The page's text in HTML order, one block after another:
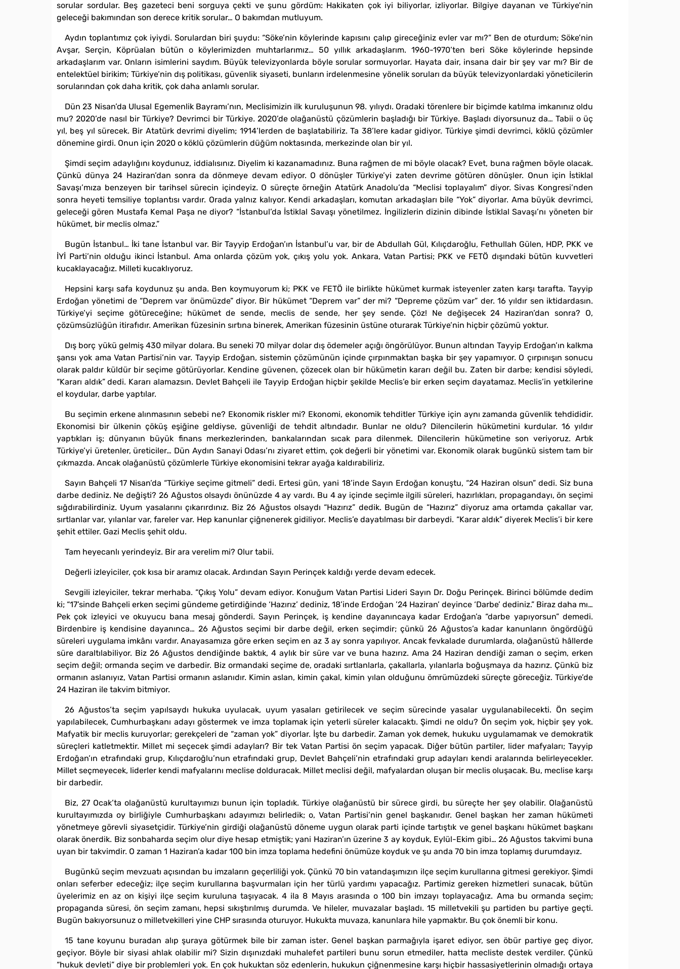
sorular sordular. Beş gazeteci beni sorguya çekti ve şunu gördüm: Hakikaten çok iyi biliyorlar, izliyorlar. Bilgiye dayanan ve Türkiye’nin
geleceği bakımından son derece kritik sorular… O bakımdan mutluyum.
Aydın toplantımız çok iyiydi. Sorulardan biri şuydu: “Söke’nin köylerinde kapısını çalıp gireceğiniz evler var mı?” Ben de oturdum; Söke’nin
Avşar, Serçin, Köprüalan bütün o köylerimizden muhtarlarımız… 50 yıllık arkadaşlarım. 1960-1970’ten beri Söke köylerinde hepsinde
arkadaşlarım var. Onların isimlerini saydım. Büyük televizyonlarda böyle sorular sormuyorlar. Hayata dair, insana dair bir şey var mı? Bir de
entelektüel birikim; Türkiye’nin dış politikası, güvenlik siyaseti, bunların irdelenmesine yönelik soruları da büyük televizyonlardaki yöneticilerin
sorularından çok daha kritik, çok daha anlamlı sorular.
Dün 23 Nisan’da Ulusal Egemenlik Bayramı’nın, Meclisimizin ilk kuruluşunun 98. yılıydı. Oradaki törenlere bir biçimde katılma imkanınız oldu
mu? 2020’de nasıl bir Türkiye? Devrimci bir Türkiye. 2020’de olağanüstü çözümlerin başladığı bir Türkiye. Başladı diyorsunuz da… Tabii o üç
yıl, beş yıl sürecek. Bir Atatürk devrimi diyelim; 1914’lerden de başlatabiliriz. Ta 38’lere kadar gidiyor. Türkiye şimdi devrimci, köklü çözümler
dönemine girdi. Onun için 2020 o köklü çözümlerin düğüm noktasında, merkezinde olan bir yıl.
Şimdi seçim adaylığını koydunuz, iddialısınız. Diyelim ki kazanamadınız. Buna rağmen de mi böyle olacak? Evet, buna rağmen böyle olacak.
Çünkü dünya 24 Haziran’dan sonra da dönmeye devam ediyor. O dönüşler Türkiye’yi zaten devrime götüren dönüşler. Onun için İstiklal
Savaşı’mıza benzeyen bir tarihsel sürecin içindeyiz. O süreçte örneğin Atatürk Anadolu’da “Meclisi toplayalım” diyor. Sivas Kongresi’nden
sonra heyeti temsiliye toplantısı vardır. Orada yalnız kalıyor. Kendi arkadaşları, komutan arkadaşları bile “Yok” diyorlar. Ama büyük devrimci,
geleceği gören Mustafa Kemal Paşa ne diyor? “İstanbul’da İstiklal Savaşı yönetilmez. İngilizlerin dizinin dibinde İstiklal Savaşı’nı yöneten bir
hükümet, bir meclis olmaz.”
Bugün İstanbul… İki tane İstanbul var. Bir Tayyip Erdoğan’ın İstanbul’u var, bir de Abdullah Gül, Kılıçdaroğlu, Fethullah Gülen, HDP, PKK ve
İYİ Parti’nin olduğu ikinci İstanbul. Ama onlarda çözüm yok, çıkış yolu yok. Ankara, Vatan Partisi; PKK ve FETÖ dışındaki bütün kuvvetleri
kucaklayacağız. Milleti kucaklıyoruz.
Hepsini karşı safa koydunuz şu anda. Ben koymuyorum ki; PKK ve FETÖ ile birlikte hükümet kurmak isteyenler zaten karşı tarafta. Tayyip
Erdoğan yönetimi de “Deprem var önümüzde” diyor. Bir hükümet “Deprem var” der mi? “Depreme çözüm var” der. 16 yıldır sen iktidardasın.
Türkiye’yi seçime götüreceğine; hükümet de sende, meclis de sende, her şey sende. Çöz! Ne değişecek 24 Haziran’dan sonra? O,
çözümsüzlüğün itirafıdır. Amerikan füzesinin sırtına binerek, Amerikan füzesinin üstüne oturarak Türkiye’nin hiçbir çözümü yoktur.
Dış borç yükü gelmiş 430 milyar dolara. Bu seneki 70 milyar dolar dış ödemeler açığı öngörülüyor. Bunun altından Tayyip Erdoğan’ın kalkma
şansı yok ama Vatan Partisi’nin var. Tayyip Erdoğan, sistemin çözümünün içinde çırpınmaktan başka bir şey yapamıyor. O çırpınışın sonucu
olarak paldır küldür bir seçime götürüyorlar. Kendine güvenen, çözecek olan bir hükümetin kararı değil bu. Zaten bir darbe; kendisi söyledi,
“Kararı aldık” dedi. Kararı alamazsın. Devlet Bahçeli ile Tayyip Erdoğan hiçbir şekilde Meclis’e bir erken seçim dayatamaz. Meclis’in yetkilerine
el koydular, darbe yaptılar.
Bu seçimin erkene alınmasının sebebi ne? Ekonomik riskler mi? Ekonomi, ekonomik tehditler Türkiye için aynı zamanda güvenlik tehdididir.
Ekonomisi bir ülkenin çöküş eşiğine geldiyse, güvenliği de tehdit altındadır. Bunlar ne oldu? Dilencilerin hükümetini kurdular. 16 yıldır
yaptıkları iş; dünyanın büyük finans merkezlerinden, bankalarından sıcak para dilenmek. Dilencilerin hükümetine son veriyoruz. Artık
Türkiye’yi üretenler, üreticiler… Dün Aydın Sanayi Odası’nı ziyaret ettim, çok değerli bir yönetimi var. Ekonomik olarak bugünkü sistem tam bir
çıkmazda. Ancak olağanüstü çözümlerle Türkiye ekonomisini tekrar ayağa kaldırabiliriz.
Sayın Bahçeli 17 Nisan’da “Türkiye seçime gitmeli” dedi. Ertesi gün, yani 18’inde Sayın Erdoğan konuştu, “24 Haziran olsun” dedi. Siz buna
darbe dediniz. Ne değişti? 26 Ağustos olsaydı önünüzde 4 ay vardı. Bu 4 ay içinde seçimle ilgili süreleri, hazırlıkları, propagandayı, ön seçimi
sığdırabilirdiniz. Uyum yasalarını çıkarırdınız. Biz 26 Ağustos olsaydı “Hazırız” dedik. Bugün de “Hazırız” diyoruz ama ortamda çakallar var,
sırtlanlar var, yılanlar var, fareler var. Hep kanunlar çiğnenerek gidiliyor. Meclis’e dayatılması bir darbeydi. “Karar aldık” diyerek Meclis’i bir kere
şehit ettiler. Gazi Meclis şehit oldu.
Tam heyecanlı yerindeyiz. Bir ara verelim mi? Olur tabii.
Değerli izleyiciler, çok kısa bir aramız olacak. Ardından Sayın Perinçek kaldığı yerde devam edecek.
Sevgili izleyiciler, tekrar merhaba. “Çıkış Yolu” devam ediyor. Konuğum Vatan Partisi Lideri Sayın Dr. Doğu Perinçek. Birinci bölümde dedim
ki; “17’sinde Bahçeli erken seçimi gündeme getirdiğinde ‘Hazırız’ dediniz, 18’inde Erdoğan ’24 Haziran’ deyince ‘Darbe’ dediniz.” Biraz daha mı…
Pek çok izleyici ve okuyucu bana mesaj gönderdi. Sayın Perinçek, iş kendine dayanıncaya kadar Erdoğan’a “darbe yapıyorsun” demedi.
Birdenbire iş kendisine dayanınca… 26 Ağustos seçimi bir darbe değil, erken seçimdir; çünkü 26 Ağustos’a kadar kanunların öngördüğü
süreleri uygulama imkânı vardır. Anayasamıza göre erken seçim en az 3 ay sonra yapılıyor. Ancak fevkalade durumlarda, olağanüstü hâllerde
süre daraltılabiliyor. Biz 26 Ağustos dendiğinde baktık, 4 aylık bir süre var ve buna hazırız. Ama 24 Haziran dendiği zaman o seçim, erken
seçim değil; ormanda seçim ve darbedir. Biz ormandaki seçime de, oradaki sırtlanlarla, çakallarla, yılanlarla boğuşmaya da hazırız. Çünkü biz
ormanın aslanıyız, Vatan Partisi ormanın aslanıdır. Kimin aslan, kimin çakal, kimin yılan olduğunu ömrümüzdeki süreçte göreceğiz. Türkiye’de
24 Haziran ile takvim bitmiyor.
26 Ağustos’ta seçim yapılsaydı hukuka uyulacak, uyum yasaları getirilecek ve seçim sürecinde yasalar uygulanabilecekti. Ön seçim
yapılabilecek, Cumhurbaşkanı adayı göstermek ve imza toplamak için yeterli süreler kalacaktı. Şimdi ne oldu? Ön seçim yok, hiçbir şey yok.
Mafyatik bir meclis kuruyorlar; gerekçeleri de “zaman yok” diyorlar. İşte bu darbedir. Zaman yok demek, hukuku uygulamamak ve demokratik
süreçleri katletmektir. Millet mi seçecek şimdi adayları? Bir tek Vatan Partisi ön seçim yapacak. Diğer bütün partiler, lider mafyaları; Tayyip
Erdoğan’ın etrafındaki grup, Kılıçdaroğlu’nun etrafındaki grup, Devlet Bahçeli’nin etrafındaki grup adayları kendi aralarında belirleyecekler.
Millet seçmeyecek, liderler kendi mafyalarını meclise dolduracak. Millet meclisi değil, mafyalardan oluşan bir meclis oluşacak. Bu, meclise karşı
bir darbedir.
Biz, 27 Ocak’ta olağanüstü kurultayımızı bunun için topladık. Türkiye olağanüstü bir sürece girdi, bu süreçte her şey olabilir. Olağanüstü
kurultayımızda oy birliğiyle Cumhurbaşkanı adayımızı belirledik; o, Vatan Partisi’nin genel başkanıdır. Genel başkan her zaman hükümeti
yönetmeye görevli siyasetçidir. Türkiye’nin girdiği olağanüstü döneme uygun olarak parti içinde tartıştık ve genel başkanı hükümet başkanı
olarak önerdik. Biz sonbaharda seçim olur diye hesap etmiştik; yani Haziran’ın üzerine 3 ay koyduk, Eylül-Ekim gibi… 26 Ağustos takvimi buna
uyan bir takvimdir. O zaman 1 Haziran’a kadar 100 bin imza toplama hedefini önümüze koyduk ve şu anda 70 bin imza toplamış durumdayız.
Bugünkü seçim mevzuatı açısından bu imzaların geçerliliği yok. Çünkü 70 bin vatandaşımızın ilçe seçim kurullarına gitmesi gerekiyor. Şimdi
onları seferber edeceğiz; ilçe seçim kurullarına başvurmaları için her türlü yardımı yapacağız. Partimiz gereken hizmetleri sunacak, bütün
üyelerimiz en az on kişiyi ilçe seçim kuruluna taşıyacak. 4 ila 8 Mayıs arasında o 100 bin imzayı toplayacağız. Ama bu ormanda seçim;
propaganda süresi, ön seçim zamanı, hepsi sıkıştırılmış durumda. Ve hileler, muvazalar başladı. 15 milletvekili şu partiden bu partiye geçti.
Bugün bakıyorsunuz o milletvekilleri yine CHP sırasında oturuyor. Hukukta muvaza, kanunlara hile yapmaktır. Bu çok önemli bir konu.
15 tane koyunu buradan alıp şuraya götürmek bile bir zaman ister. Genel başkan parmağıyla işaret ediyor, sen öbür partiye geç diyor,
geçiyor. Böyle bir siyasi ahlak olabilir mi? Sizin dışınızdaki muhalefet partileri bunu sorun etmediler, hatta mecliste destek verdiler. Çünkü
“hukuk devleti” diye bir problemleri yok. En çok hukuktan söz edenlerin, hukukun çiğnenmesine karşı hiçbir hassasiyetlerinin olmadığı ortaya